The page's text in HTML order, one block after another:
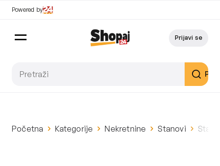
Powered by
Prijavi se
Početna Kategorije Nekretnine Stanovi Stan: